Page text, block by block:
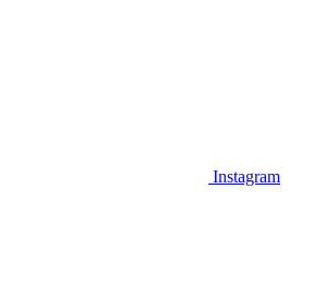
Instagram